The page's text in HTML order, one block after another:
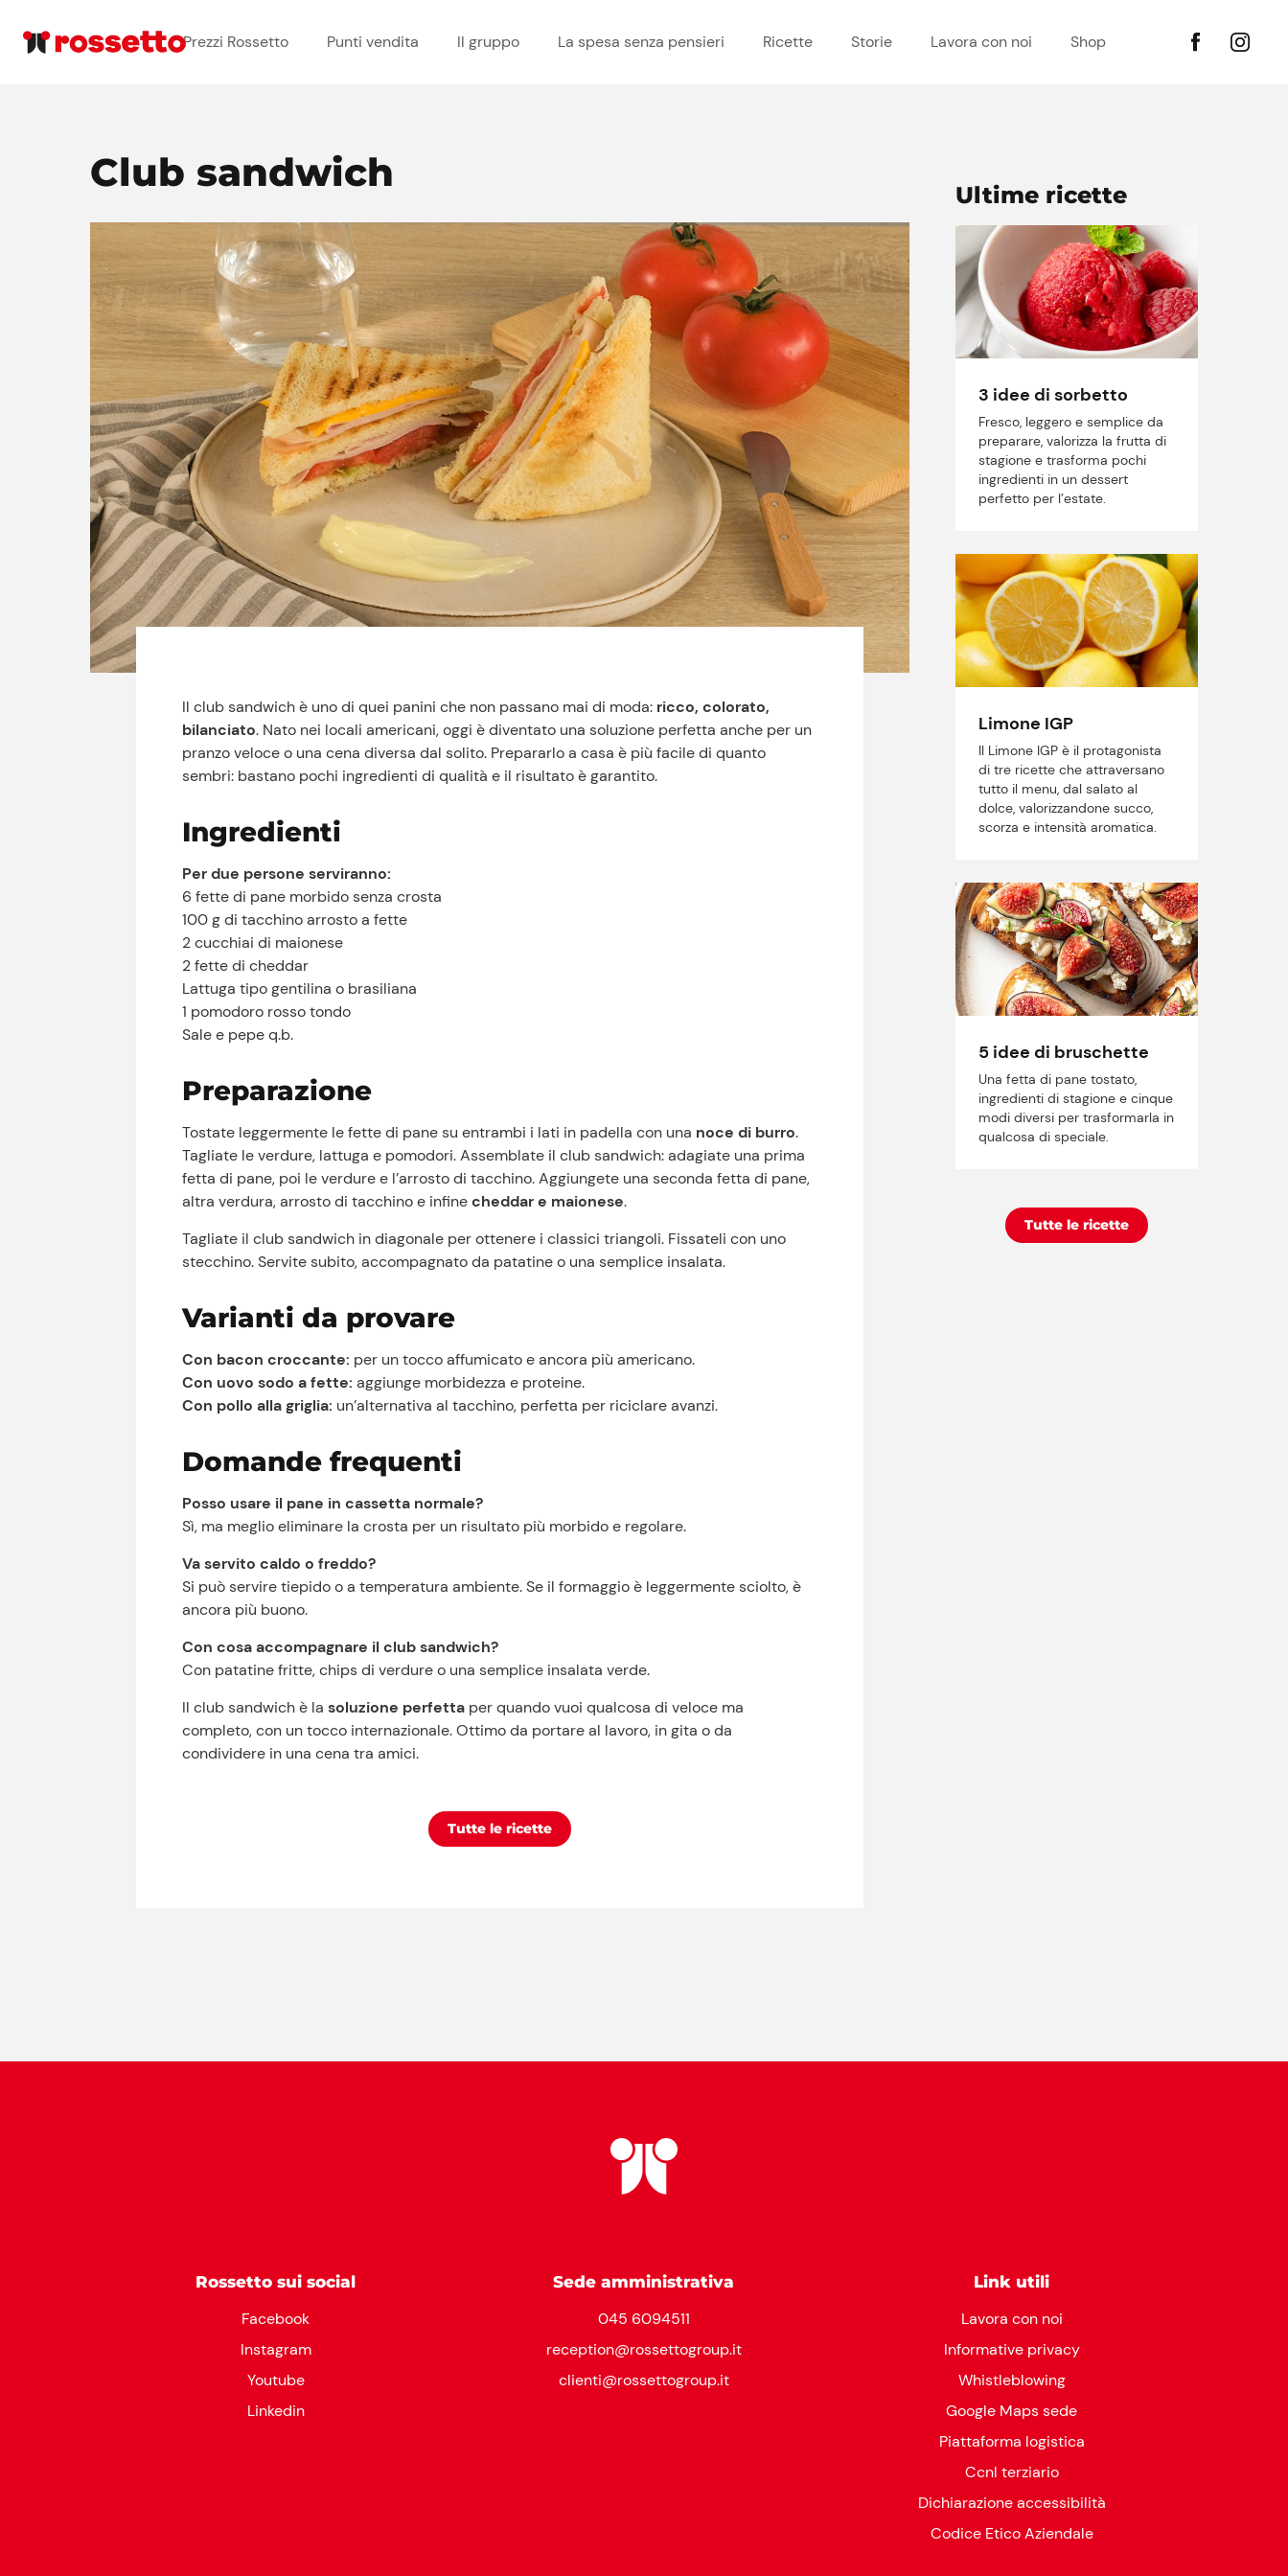
Prezzi Rossetto Punti vendita Il gruppo La spesa senza pensieri Ricette Storie Lavora con noi Shop
Prezzi Rossetto
Punti vendita
Lavora con noi
Club sandwich
Il club sandwich è uno di quei panini che non passano mai di moda: ricco, colorato,
bilanciato. Nato nei locali americani, oggi è diventato una soluzione perfetta anche per un
pranzo veloce o una cena diversa dal solito. Prepararlo a casa è più facile di quanto
sembri: bastano pochi ingredienti di qualità e il risultato è garantito.
Ingredienti
Per due persone serviranno:
6 fette di pane morbido senza crosta
100 g di tacchino arrosto a fette
2 cucchiai di maionese
2 fette di cheddar
Lattuga tipo gentilina o brasiliana
1 pomodoro rosso tondo
Sale e pepe q.b.
Preparazione
Tostate leggermente le fette di pane su entrambi i lati in padella con una noce di burro.
Tagliate le verdure, lattuga e pomodori. Assemblate il club sandwich: adagiate una prima
fetta di pane, poi le verdure e l’arrosto di tacchino. Aggiungete una seconda fetta di pane,
altra verdura, arrosto di tacchino e infinecheddar e maionese.
Tagliate il club sandwich in diagonale per ottenere i classici triangoli. Fissateli con uno
stecchino. Servite subito, accompagnato da patatine o una semplice insalata.
Varianti da provare
Con bacon croccante: per un tocco affumicato e ancora più americano.
Con uovo sodo a fette: aggiunge morbidezza e proteine.
Con pollo alla griglia: un’alternativa al tacchino, perfetta per riciclare avanzi.
Domande frequenti
Posso usare il pane in cassetta normale?
Sì, ma meglio eliminare la crosta per un risultato più morbido e regolare.
Va servito caldo o freddo?
Si può servire tiepido o a temperatura ambiente. Se il formaggio è leggermente sciolto, è
ancora più buono.
Con cosa accompagnare il club sandwich?
Con patatine fritte, chips di verdure o una semplice insalata verde.
Il club sandwich è lasoluzione perfetta per quando vuoi qualcosa di veloce ma
completo, con un tocco internazionale. Ottimo da portare al lavoro, in gita o da
condividere in una cena tra amici.
Tutte le ricette
Ultime ricette
3 idee di sorbetto
Fresco, leggero e semplice da
preparare, valorizza la frutta di
stagione e trasforma pochi
ingredienti in un dessert
perfetto per l’estate.
Limone IGP
Il Limone IGP è il protagonista
di tre ricette che attraversano
tutto il menu, dal salato al
dolce, valorizzandone succo,
scorza e intensità aromatica.
5 idee di bruschette
Una fetta di pane tostato,
ingredienti di stagione e cinque
modi diversi per trasformarla in
qualcosa di speciale.
Tutte le ricette
Rossetto sui social
Facebook
Instagram
Youtube
Linkedin
Sede amministrativa
045 6094511
reception@rossettogroup.it
clienti@rossettogroup.it
Link utili
Lavora con noi
Informative privacy
Whistleblowing
Google Maps sede
Piattaforma logistica
Ccnl terziario
Dichiarazione accessibilità
Codice Etico Aziendale